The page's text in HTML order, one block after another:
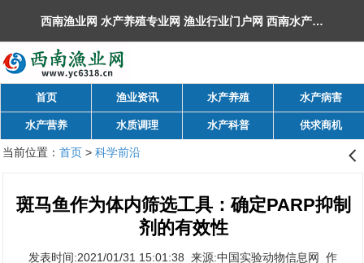
西南渔业网 水产养殖专业网 渔业行业门户网 ​西南水产网 丰祥渔业网 永川水花网，欢迎光临！
首页 渔业资讯 水产养殖 水产病害
水产营养 水质调理 水产科普 供求商机
当前位置： 首页> 科学前沿 󰊒
斑马鱼作为体内筛选工具：确定PARP抑制
剂的有效性
发表时间:2021/01/31 15:01:38 来源:中国实验动物信息网 作